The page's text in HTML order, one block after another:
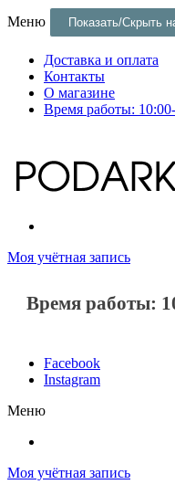
Меню Показать/Скрыть
Доставка и оплата
Контакты
О магазине
Время работы:
Постеры и
Постеры и оригинальные
Моя учётная запись
Время работы:
Facebook
Instagram
Меню
Моя учётная запись